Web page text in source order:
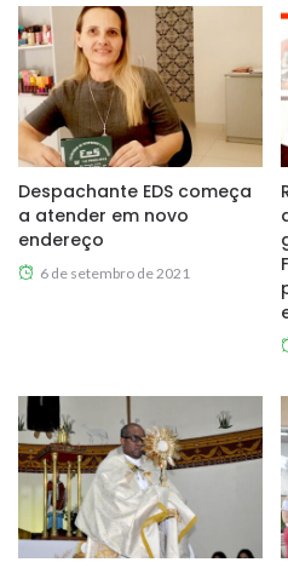
Despachante EDS começa
a atender em novo
endereço
6 de setembro de 2021